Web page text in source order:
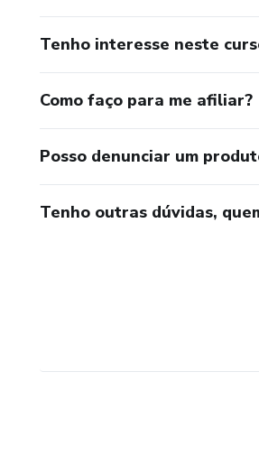
Tenho interesse neste
Como faço para me afiliar?
Posso denunciar um
Tenho outras dúvidas,